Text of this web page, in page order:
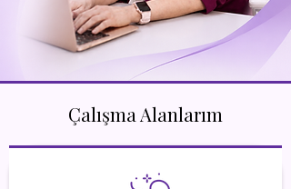
Çalışma Alanlarım